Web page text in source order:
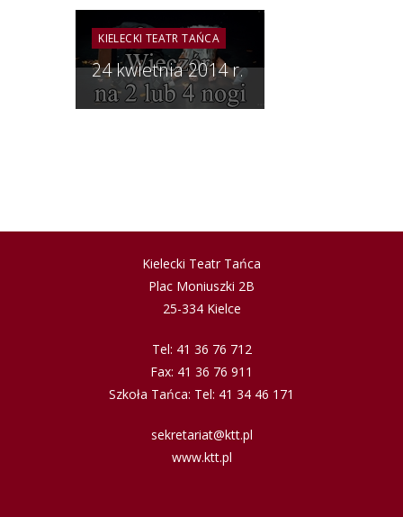
KIELECKI TEATR TAŃCA
24 kwietnia 2014 r.
Kielecki Teatr Tańca
Plac Moniuszki 2B
25-334 Kielce
Tel: 41 36 76 712
Fax: 41 36 76 911
Szkoła Tańca: Tel: 41 34 46 171
sekretariat@ktt.pl
www.ktt.pl